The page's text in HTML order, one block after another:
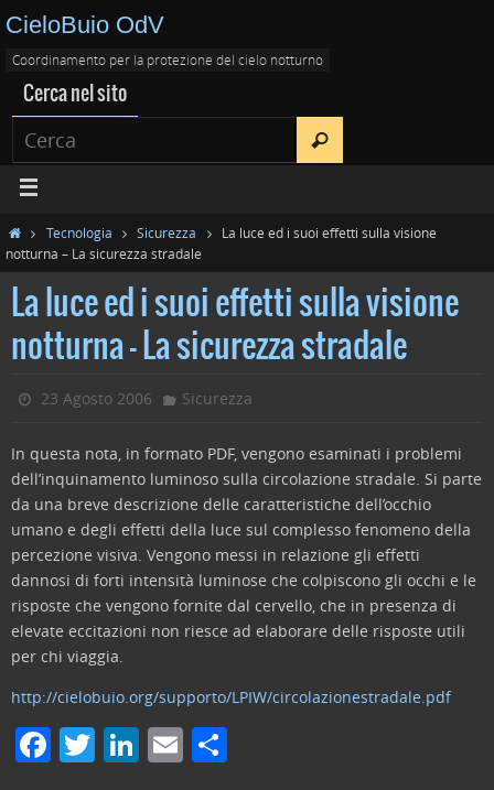
CieloBuio OdV
Coordinamento per la protezione del cielo notturno
Cerca nel sito
Tecnologia Sicurezza
La luce ed i suoi effetti sulla visione
notturna – La sicurezza stradale
La luce ed i suoi effetti sulla visione
notturna – La sicurezza stradale
23 Agosto 2006 Sicurezza
In questa nota, in formato PDF, vengono esaminati i problemi
dell’inquinamento luminoso sulla circolazione stradale. Si parte
da una breve descrizione delle caratteristiche dell’occhio
umano e degli effetti della luce sul complesso fenomeno della
percezione visiva. Vengono messi in relazione gli effetti
dannosi di forti intensità luminose che colpiscono gli occhi e le
risposte che vengono fornite dal cervello, che in presenza di
elevate eccitazioni non riesce ad elaborare delle risposte utili
per chi viaggia.
http://cielobuio.org/supporto/LPIW/circolazionestradale.pdf
F T Li E